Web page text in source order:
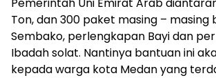
Ton, dan 300 paket masing – masing
Sembako, perlengkapan Bayi dan
Ibadah solat. Nantinya bantuan ini
kepada warga kota Medan yang